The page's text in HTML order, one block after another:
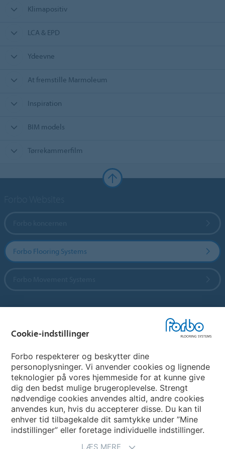
Klimapositiv
LCA & EPD
Ydeevne
At fremstille Marmoleum
Inspiration
BIM models
Tørrekammerfilm
Forbo Flooring Systems
My Forbo
Nuway entrance systems
Cookie-indstillinger
Forbo respekterer og beskytter dine
personoplysninger. Vi anvender cookies og lignende
teknologier på vores hjemmeside for at kunne give
dig den bedst mulige brugeroplevelse. Strengt
nødvendige cookies anvendes altid, andre cookies
anvendes kun, hvis du accepterer disse. Du kan til
enhver tid tilbagekalde dit samtykke under ”Mine
indstillinger” eller foretage individuelle indstillinger.
LÆS MERE